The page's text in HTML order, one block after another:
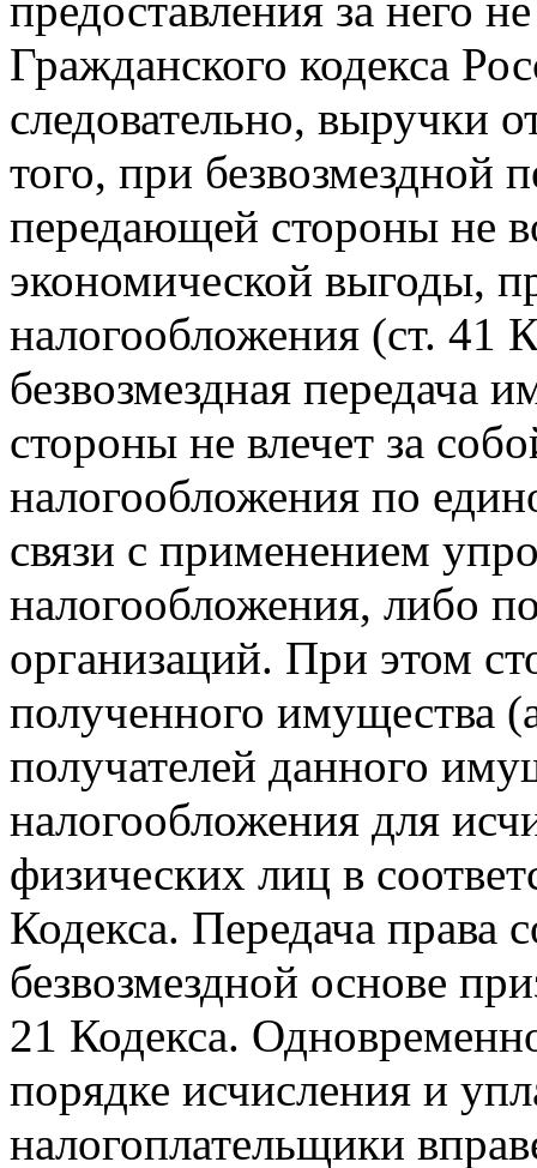
Гражданского кодекса
следовательно, выручки
того, при безвозмездной
передающей стороны не
экономической выгоды,
налогообложения (ст. 41
безвозмездная передача
стороны не влечет за
налогообложения по
связи с применением
налогообложения, либо
организаций. При этом
полученного имущества
получателей данного
налогообложения для
физических лиц в
Кодекса. Передача права
безвозмездной основе
21 Кодекса.
порядке исчисления и
налогоплательщики